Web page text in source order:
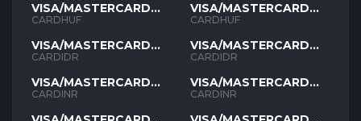
VISA/MASTERCARD
HUF
CARDHUF
VISA/MASTERCARD
IDR
CARDIDR
VISA/MASTERCARD
INR
CARDINR
VISA/MASTERCARD
HUF
CARDHUF
VISA/MASTERCARD
IDR
CARDIDR
VISA/MASTERCARD
INR
CARDINR